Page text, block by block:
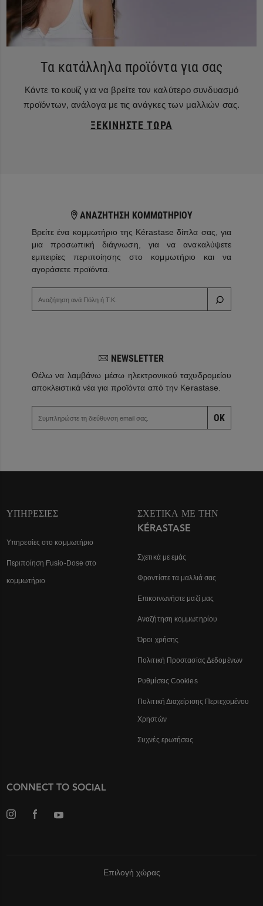
Τα κατάλληλα προϊόντα για σας
Κάντε το κουίζ για να βρείτε τον καλύτερο συνδυασμό
προϊόντων, ανάλογα με τις ανάγκες των μαλλιών σας.
ΞΕΚΙΝΉΣΤΕ ΤΏΡΑ
ΑΝΑΖΗΤΗΣΗ ΚΟΜΜΩΤΗΡΙΟΥ
Βρείτε ένα κομμωτήριο της Kérastase δίπλα σας, για
μια προσωπική διάγνωση, για να ανακαλύψετε
εμπειρίες περιποίησης στο κομμωτήριο και να
αγοράσετε προϊόντα.
NEWSLETTER
Θέλω να λαμβάνω μέσω ηλεκτρονικού ταχυδρομείου
αποκλειστικά νέα για προϊόντα από την Kerastase.
OK
ΥΠΗΡΕΣΊΕΣ
Υπηρεσίες στο κομμωτήριο
Περιποίηση Fusio-Dose στο
κομμωτήριο
ΣΧΕΤΙΚΆ ΜΕ ΤΗΝ
KÉRASTASE
Σχετικά με εμάς
Φροντίστε τα μαλλιά σας
Επικοινωνήστε μαζί μας
Αναζήτηση κομμωτηρίου
Όροι χρήσης
Πολιτική Προστασίας Δεδομένων
Ρυθμίσεις Cookies
Πολιτική Διαχείρισης Περιεχομένου
Χρηστών
Συχνές ερωτήσεις
CONNECT TO SOCIAL
Επιλογή χώρας